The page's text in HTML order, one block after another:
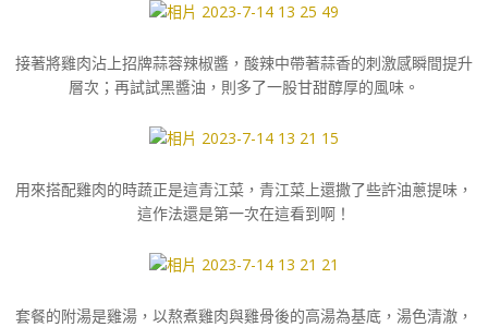
接著將雞肉沾上招牌蒜蓉辣椒醬，酸辣中帶著蒜香的刺激感瞬間提升
層次；再試試黑醬油，則多了一股甘甜醇厚的風味。
用來搭配雞肉的時蔬正是這青江菜，青江菜上還撒了些許油蔥提味，
這作法還是第一次在這看到啊！
套餐的附湯是雞湯，以熬煮雞肉與雞骨後的高湯為基底，湯色清澈，